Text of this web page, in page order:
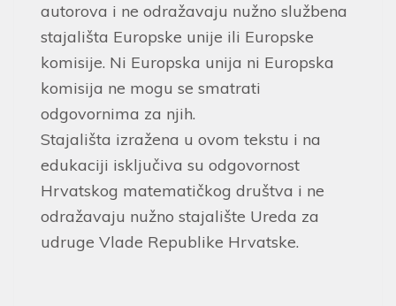
autorova i ne odražavaju nužno službena
stajališta Europske unije ili Europske
komisije. Ni Europska unija ni Europska
komisija ne mogu se smatrati
odgovornima za njih.
Stajališta izražena u ovom tekstu i na
edukaciji isključiva su odgovornost
Hrvatskog matematičkog društva i ne
odražavaju nužno stajalište Ureda za
udruge Vlade Republike Hrvatske.